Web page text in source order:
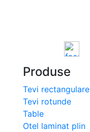
Produse
Tevi rectangulare
Tevi rotunde
Table
Otel laminat plin